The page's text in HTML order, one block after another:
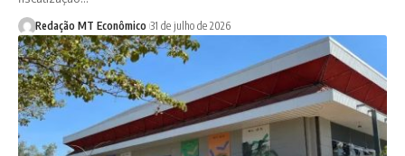
Redação MT Econômico 31 de julho de 2026